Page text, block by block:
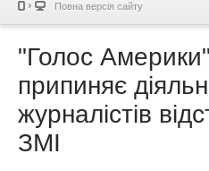
Повна версія сайту
"Голос
припиняє
журналістів
ЗМІ